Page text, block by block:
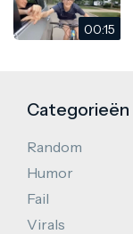
00:15
Categorieën
Random
Humor
Fail
Virals